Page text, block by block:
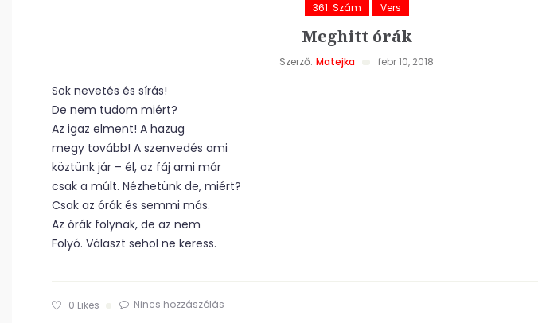
361. Szám Vers
Meghitt órák
Szerző: Matejka febr 10, 2018
Sok nevetés és sírás!
De nem tudom miért?
Az igaz elment! A hazug
megy tovább! A szenvedés ami
köztünk jár – él, az fáj ami már
csak a múlt. Nézhetünk de, miért?
Csak az órák és semmi más.
Az órák folynak, de az nem
Folyó. Választ sehol ne keress.
0 Likes Nincs hozzászólás